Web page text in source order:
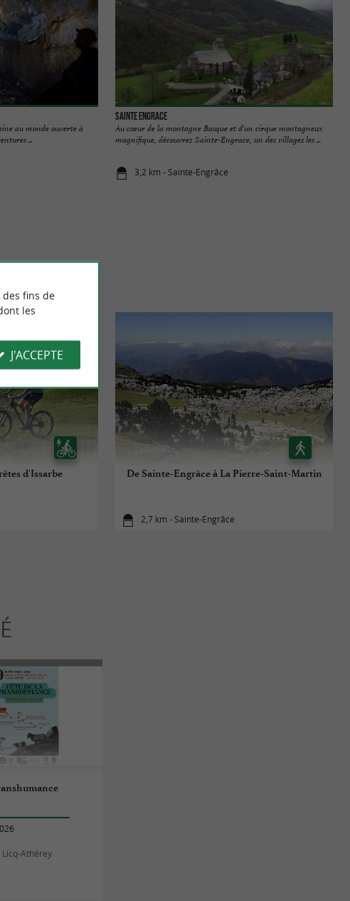
au monde ouverte à
...
Sainte Engrace
Au coeur de la montagne Basque et d'un cirque montagneux
magnifique, découvrez Sainte-Engrace, un des villages les ...
3,2 km - Sainte-Engrâce
d'Issarbe De Sainte-Engrâce à La Pierre-Saint-Martin
2,7 km - Sainte-Engrâce
Licq-Athérey
fins de
les
J'ACCEPTE